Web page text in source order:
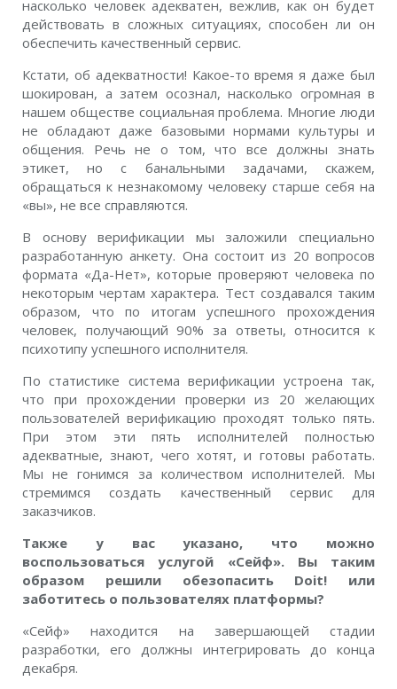
насколько человек адекватен, вежлив, как он будет
действовать в сложных ситуациях, способен ли он
обеспечить качественный сервис.
Кстати, об адекватности! Какое-то время я даже был
шокирован, а затем осознал, насколько огромная в
нашем обществе социальная проблема. Многие люди
не обладают даже базовыми нормами культуры и
общения. Речь не о том, что все должны знать
этикет, но с банальными задачами, скажем,
обращаться к незнакомому человеку старше себя на
«вы», не все справляются.
В основу верификации мы заложили специально
разработанную анкету. Она состоит из 20 вопросов
формата «Да-Нет», которые проверяют человека по
некоторым чертам характера. Тест создавался таким
образом, что по итогам успешного прохождения
человек, получающий 90% за ответы, относится к
психотипу успешного исполнителя.
По статистике система верификации устроена так,
что при прохождении проверки из 20 желающих
пользователей верификацию проходят только пять.
При этом эти пять исполнителей полностью
адекватные, знают, чего хотят, и готовы работать.
Мы не гонимся за количеством исполнителей. Мы
стремимся создать качественный сервис для
заказчиков.
Также у вас указано, что можно
воспользоваться услугой «Сейф». Вы таким
образом решили обезопасить Doit! или
заботитесь о пользователях платформы?
«Сейф» находится на завершающей стадии
разработки, его должны интегрировать до конца
декабря.